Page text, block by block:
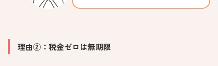
理由②：税金ゼロは無期限